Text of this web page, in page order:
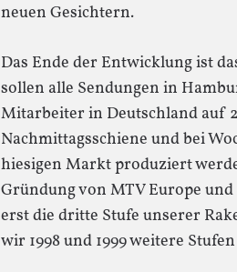
neuen Gesichtern.
Das Ende der Entwicklung ist
sollen alle Sendungen in
Mitarbeiter in Deutschland auf
Nachmittagsschiene und bei
hiesigen Markt produziert
Gründung von MTV Europe
erst die dritte Stufe unserer
wir 1998 und 1999 weitere